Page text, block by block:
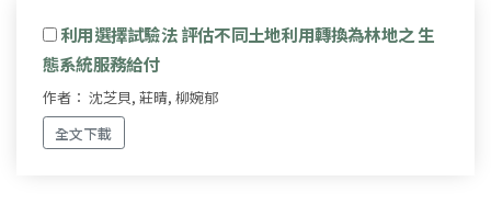
利用選擇試驗法 評估不同土地利用轉換為林地之 生
態系統服務給付
作者： 沈芝貝, 莊晴, 柳婉郁
全文下載